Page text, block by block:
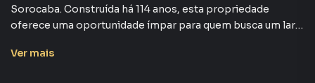
Sorocaba. Construída há 114 anos, esta propriedade
oferece uma oportunidade ímpar para quem busca um lar
Ver mais